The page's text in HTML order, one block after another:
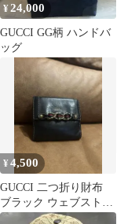
¥24,000
GUCCI GG柄 ハンドバ
ッグ
¥4,500
GUCCI 二つ折り財布
ブラック ウェブストラ
イプ